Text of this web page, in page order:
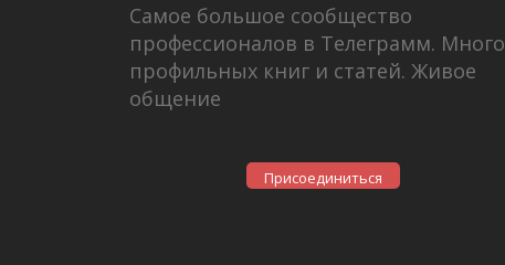
Самое большое сообщество
профессионалов в Телеграмм. Много
профильных книг и статей. Живое
общение
Присоединиться